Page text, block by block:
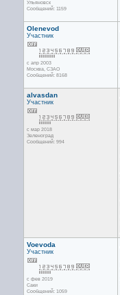
Ульяновск
Сообщений: 1159
Olenevod
Участник
с апр 2003
Москва, СЗАО
Сообщений: 8168
alvasdan
Участник
с мар 2018
Зеленоград
Сообщений: 994
Voevoda
Участник
с фев 2019
Саки
Сообщений: 1059